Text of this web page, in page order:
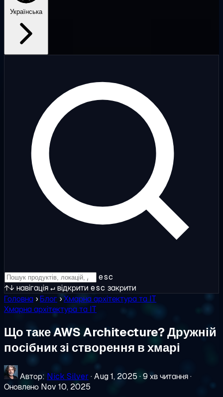
Українська
esc
↑↓ навігація↵відкрити esc закрити
Головна ›Блог ›Хмарна архітектура та IT
Хмарна архітектура та IT
Що таке AWS Architecture? Дружній
посібник зі створення в хмарі
Автор: Nick Silver ·Aug 1, 2025 ·9 хв читання·
Оновлено Nov 10, 2025